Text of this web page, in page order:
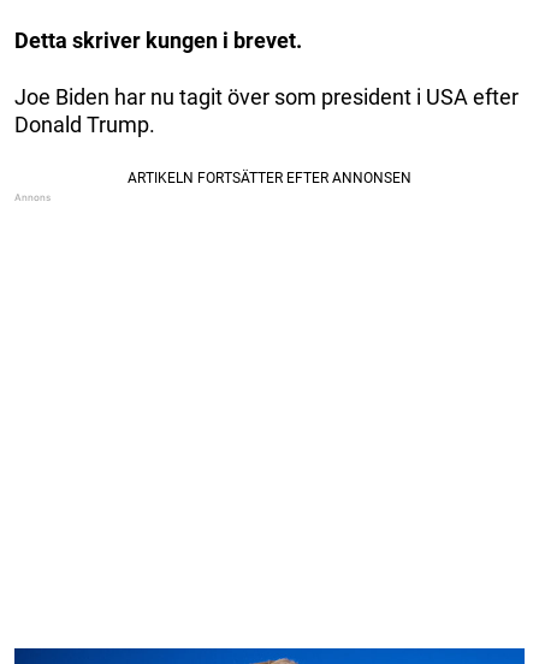
Detta skriver kungen i brevet.
Joe Biden har nu tagit över som president i USA efter
Donald Trump.